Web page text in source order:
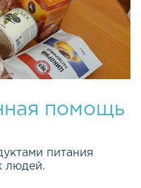
помощь
питания
людей.